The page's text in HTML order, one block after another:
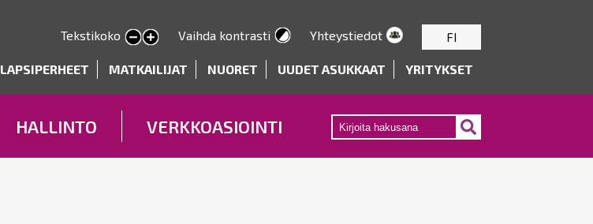
pääsisältöön
Tekstikoko
Pienennä tekstin kokoa
Suurenna tekstin kokoa Vaihda kontrasti Yhteystiedot FI
LAPSIPERHEET MATKAILIJAT NUORET UUDET ASUKKAAT YRITYKSET
HALLINTO VERKKOASIOINTI